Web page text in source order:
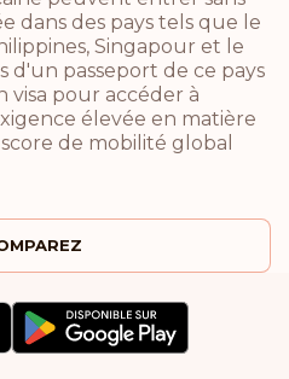
dans des pays tels que le
Singapour et le
d'un passeport de ce pays
visa pour accéder à
élevée en matière
de mobilité global